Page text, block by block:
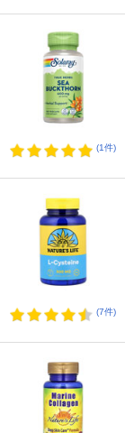
(1件)
(7件)